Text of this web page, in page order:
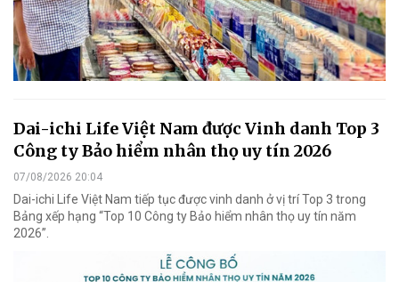
Dai-ichi Life Việt Nam được Vinh danh Top 3
Công ty Bảo hiểm nhân thọ uy tín 2026
07/08/2026 20:04
Dai-ichi Life Việt Nam tiếp tục được vinh danh ở vị trí Top 3 trong
Bảng xếp hạng “Top 10 Công ty Bảo hiểm nhân thọ uy tín năm
2026”.